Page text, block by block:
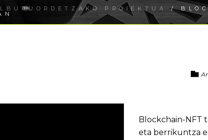
PROIEKTUA /
Blockchain-NFT
eta berrikuntza